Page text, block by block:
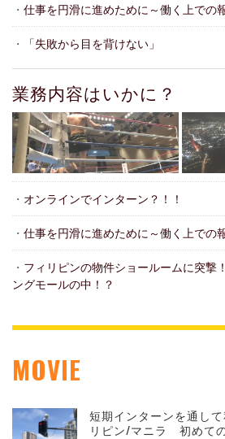
・ 仕事を円滑に進めために～働く上での
・ 「失敗から目を背けない」
業務内容はいかに？
・ オンラインでインターン？！！
・ 仕事を円滑に進めために～働く上での
・ フィリピンの物件ショールームに突撃
ングモールの中！？
MOVIE
短期インターンを通し
リピン/マニラ 初めて